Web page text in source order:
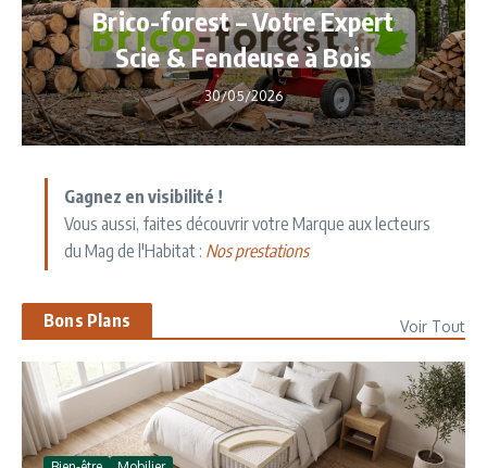
Brico-forest – Votre Expert
Scie & Fendeuse à Bois
30/05/2026
Gagnez en visibilité !
Vous aussi, faites découvrir votre Marque aux lecteurs
du Mag de l'Habitat : Nos prestations
Bons Plans Voir Tout